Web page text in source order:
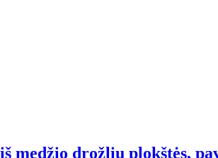
medžio drožlių plokštės,